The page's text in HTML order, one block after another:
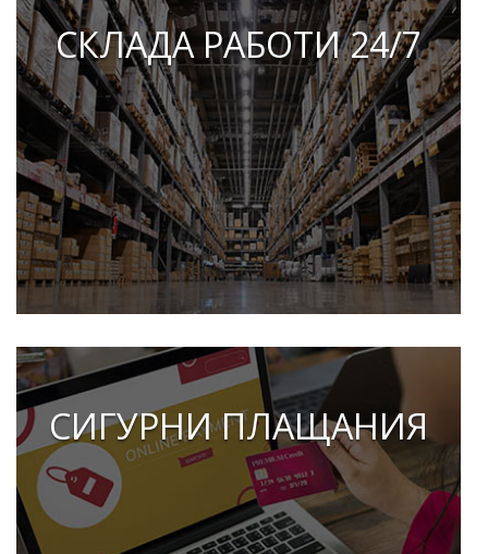
СКЛАДА РАБОТИ 24/7
СИГУРНИ ПЛАЩАНИЯ